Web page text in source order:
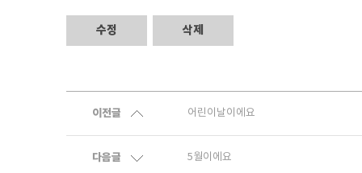
수정 삭제
이전글 어린이날이에요
다음글 5월이에요